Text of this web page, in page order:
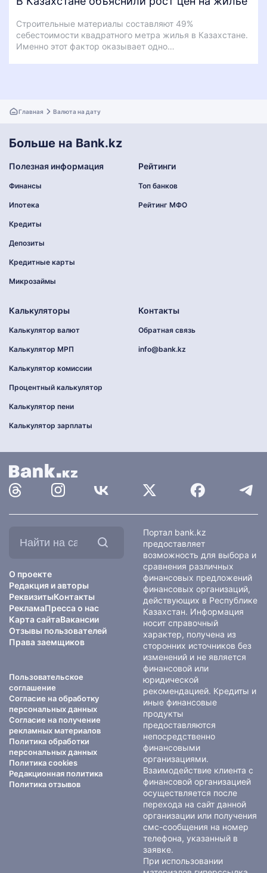
Строительные материалы составляют 49%
себестоимости квадратного метра жилья в Казахстане.
Именно этот фактор оказывает одно…
Главная Валюта на дату
Больше на Bank.kz
Полезная информация
Финансы
Ипотека
Кредиты
Депозиты
Кредитные карты
Микрозаймы
Рейтинги
Топ банков
Рейтинг МФО
Калькуляторы
Калькулятор валют
Калькулятор МРП
Калькулятор комиссии
Процентный калькулятор
Калькулятор пени
Калькулятор зарплаты
Контакты
Обратная связь
info@bank.kz
О проекте
Редакция и авторы
РеквизитыКонтакты
РекламаПресса о нас
Карта сайтаВакансии
Отзывы пользователей
Права заемщиков
Пользовательское
соглашение
Согласие на обработку
персональных данных
Согласие на получение
рекламных материалов
Политика обработки
персональных данных
Политика cookies
Редакционная политика
Политика отзывов
Портал bank.kz
предоставляет
возможность для выбора и
сравнения различных
финансовых предложений
финансовых организаций,
действующих в Республике
Казахстан. Информация
носит справочный
характер, получена из
сторонних источников без
изменений и не является
финансовой или
юридической
рекомендацией. Кредиты и
иные финансовые
продукты
предоставляются
непосредственно
финансовыми
организациями.
Взаимодействие клиента с
финансовой организацией
осуществляется после
перехода на сайт данной
организации или получения
смс-сообщения на номер
телефона, указанный в
заявке.
При использовании